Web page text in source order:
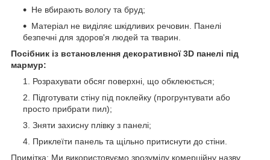
Не вбирають вологу та бруд;
Матеріал не виділяє шкідливих речовин. Панелі
безпечні для здоров'я людей та тварин.
Посібник із встановлення декоративної 3D панелі під
мармур:
Розрахувати обсяг поверхні, що обклеюється;
Підготувати стіну під поклейку (прогрунтувати або
просто прибрати пил);
Зняти захисну плівку з панелі;
Приклеїти панель та щільно притиснути до стіни.
Примітка: Ми використовуємо зрозумілу комерційну назву